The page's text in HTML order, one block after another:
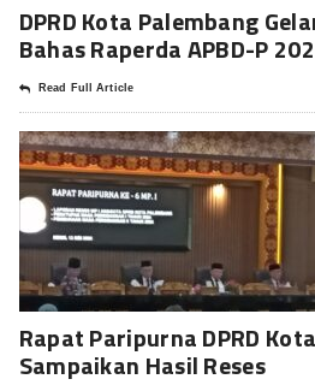
DPRD Kota Palembang
Bahas Raperda APBD-P
Read Full Article
Rapat Paripurna DPRD
Sampaikan Hasil Reses